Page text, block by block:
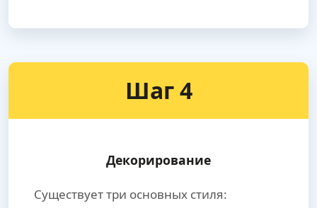
Шаг 4
Декорирование
Существует три основных стиля: